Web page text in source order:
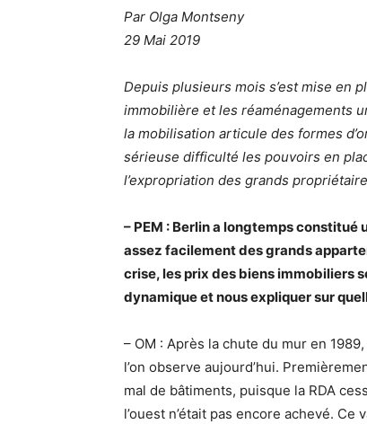
Par Olga Montseny
29 Mai 2019
Depuis plusieurs mois s’est mise en
immobilière et les réaménagements
la mobilisation articule des formes
sérieuse difficulté les pouvoirs en
l’expropriation des grands
– PEM : Berlin a longtemps constitué
assez facilement des grands
crise, les prix des biens immobiliers
dynamique et nous expliquer sur
– OM : Après la chute du mur en
l’on observe aujourd’hui.
mal de bâtiments, puisque la RDA
l’ouest n’était pas encore achevé.